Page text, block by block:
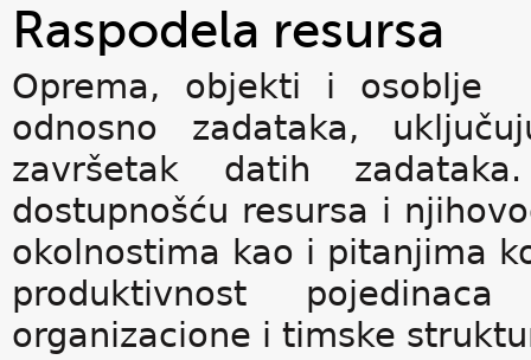
Raspodela resursa
Oprema, objekti i osoblje
odnosno zadataka,
završetak datih
dostupnošću resursa i
okolnostima kao i pitanjima
produktivnost
organizacione i timske